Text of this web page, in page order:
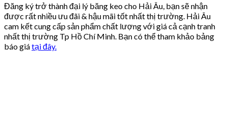
Đăng ký trở thành đại lý băng keo cho Hải Âu, bạn sẽ nhận
được rất nhiều ưu đãi & hậu mãi tốt nhất thị trường. Hải Âu
cam kết cung cấp sản phẩm chất lượng với giá cả cạnh tranh
nhất thị trường Tp Hồ Chí Minh. Bạn có thể tham khảo bảng
báo giátại đây.